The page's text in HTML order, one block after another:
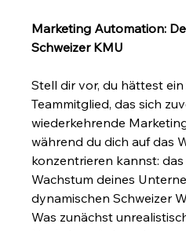
Marketing Automation:
Schweizer KMU
Stell dir vor, du hättest
Teammitglied, das sich
wiederkehrende
während du dich auf das
konzentrieren kannst:
Wachstum deines
dynamischen Schweizer
Was zunächst